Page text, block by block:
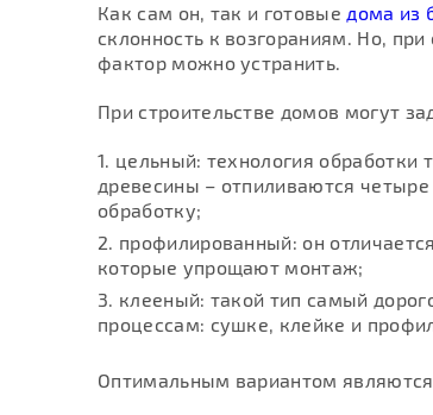
Как сам он, так и готовые дома из
склонность к возгораниям. Но,
фактор можно устранить.
При строительстве домов могут
цельный: технология обработки
древесины – отпиливаются
обработку;
профилированный: он
которые упрощают монтаж;
клееный: такой тип самый
процессам: сушке, клейке и
Оптимальным вариантом являются